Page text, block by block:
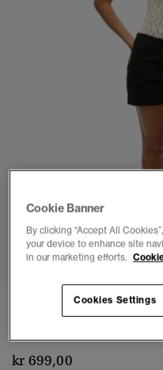
1 2 3
Cargoshorts
kr 699,00
Cookie Banner
By clicking “Accept All
your device to enhance site
in our marketing efforts.
Cookies Settings